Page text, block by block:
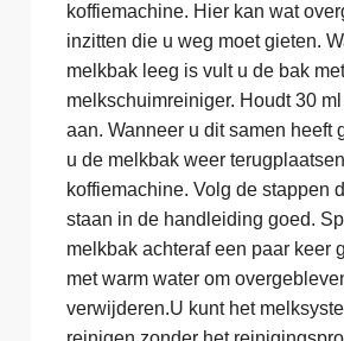
koffiemachine. Hier kan wat
inzitten die u weg moet gieten.
melkbak leeg is vult u de bak met
melkschuimreiniger. Houdt 30
aan. Wanneer u dit samen heeft
u de melkbak weer
koffiemachine. Volg de stappen
staan in de handleiding goed.
melkbak achteraf een paar keer
met warm water om
verwijderen.U kunt het